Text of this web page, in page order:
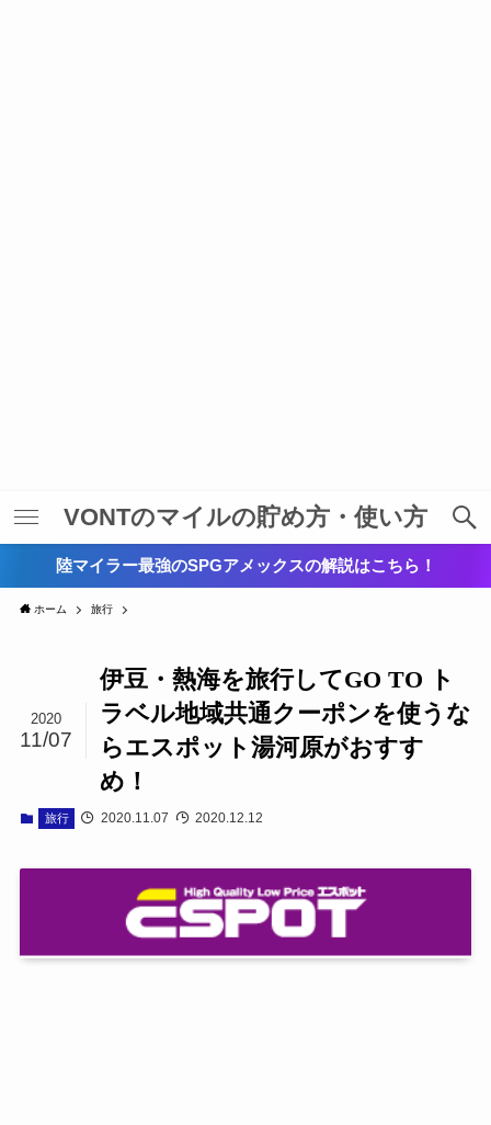
VONTのマイルの貯め方・使い方
陸マイラー最強のSPGアメックスの解説はこちら！
ホーム 旅行
伊豆・熱海を旅行してGO TO ト
ラベル地域共通クーポンを使うな
らエスポット湯河原がおすす
め！
2020
11/07
旅行 2020.11.07 2020.12.12